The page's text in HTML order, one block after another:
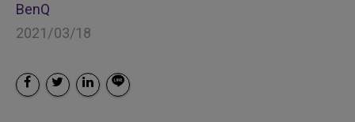
BenQ
2021/03/18